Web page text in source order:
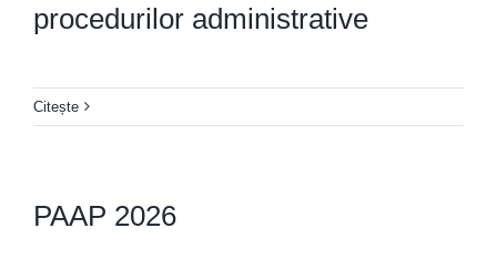
procedurilor administrative
Citește
PAAP 2026